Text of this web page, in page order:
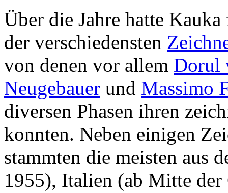
Über die Jahre hatte
der verschiedensten
von denen vor allem Dorul
Neugebauer und Massimo
diversen Phasen ihren
konnten. Neben einigen
stammten die meisten aus
1955), Italien (ab Mitte